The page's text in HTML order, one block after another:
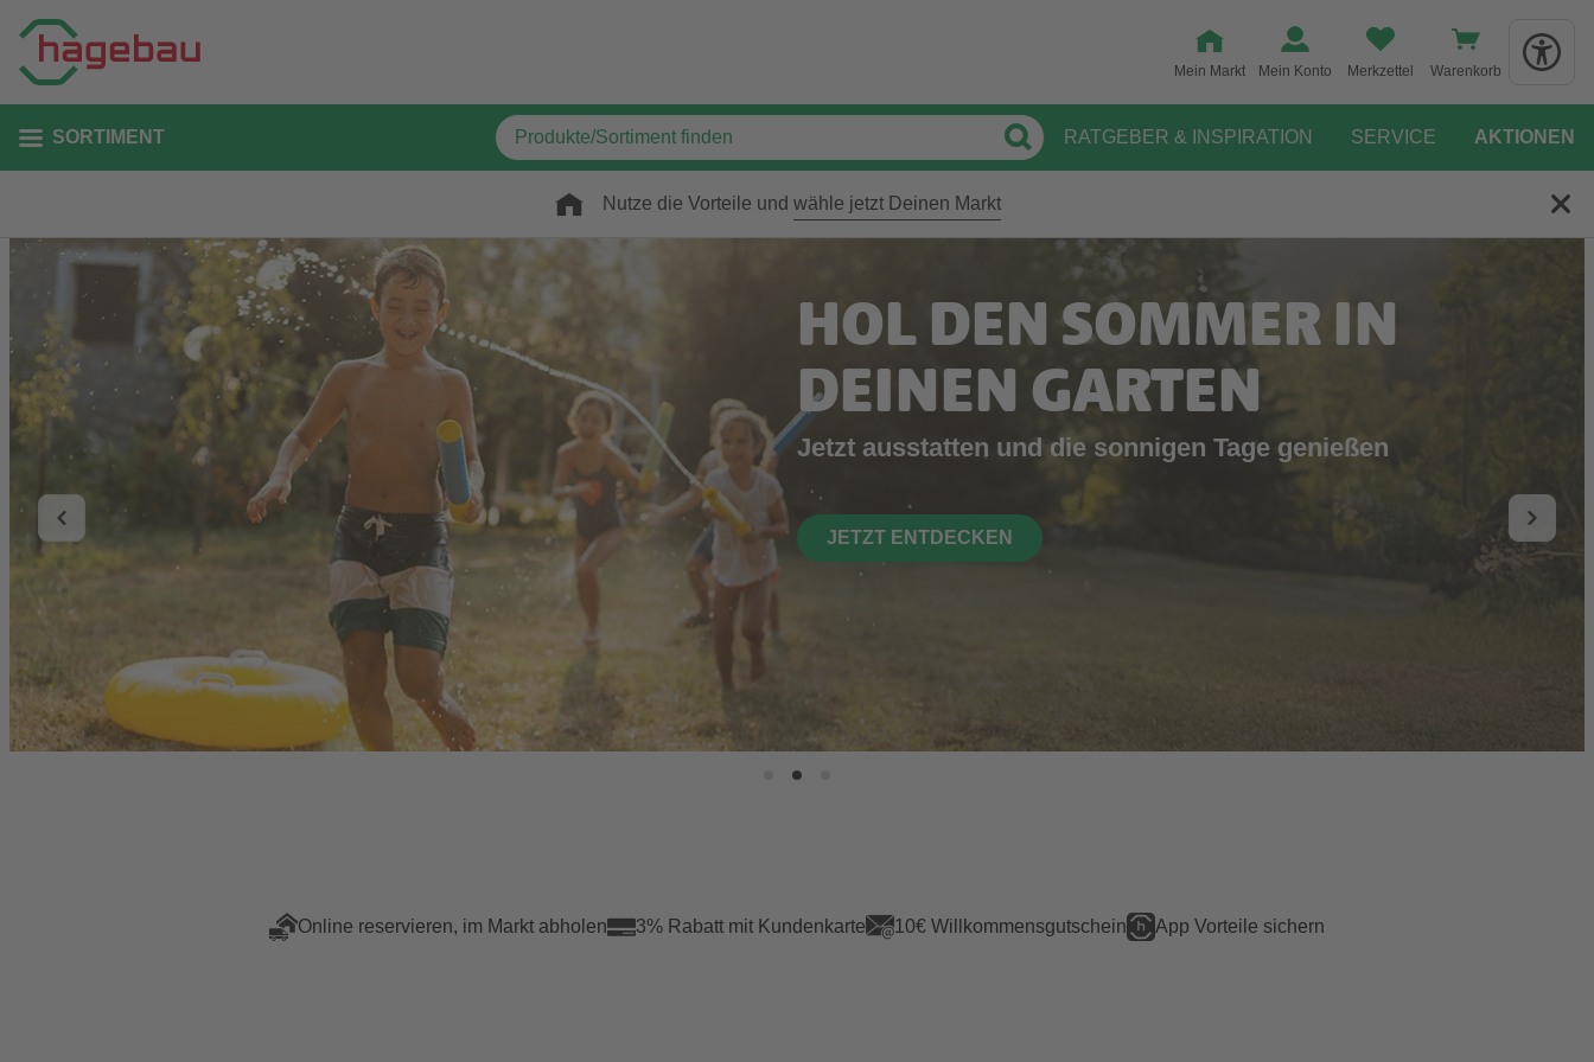
Mein Markt Mein Konto Merkzettel Warenkorb
SORTIMENT RATGEBER & INSPIRATION SERVICE AKTIONEN
Nutze die Vorteile und wähle jetzt Deinen Markt
HOL DEN SOMMER IN
DEINEN GARTEN
Jetzt ausstatten und die sonnigen Tage genießen
JETZT ENTDECKEN
Online reservieren, im Markt abholen 3% Rabatt mit Kundenkarte 10€ Willkommensgutschein App Vorteile sichern